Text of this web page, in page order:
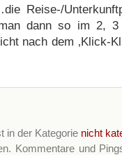
Reise-/
dann so im 2, 3
nach dem ‚Klick-
in der Kategorie nicht
Kommentare und